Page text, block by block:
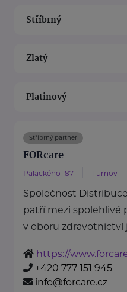
Stříbrný
Zlatý
Platinový
Stříbrný partner
FORcare
Palackého 187 Turnov
Společnost Distribuce
patří mezi spolehlivé
v oboru zdravotnictví
https://
+420 777 151 945
info@forcare.cz